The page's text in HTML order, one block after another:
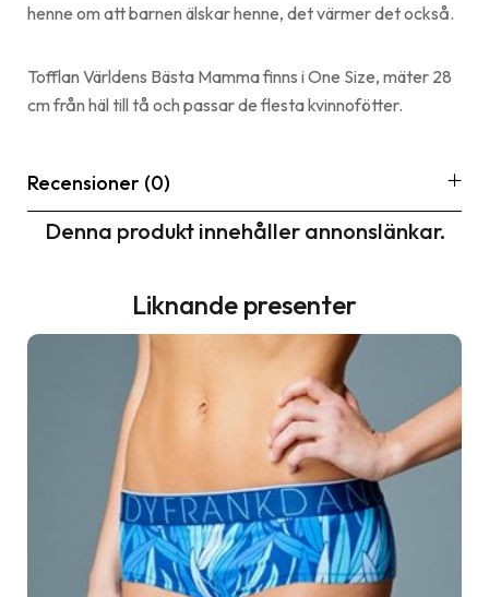
henne om att barnen älskar henne, det värmer det också.
Tofflan Världens Bästa Mamma finns i One Size, mäter 28
cm från häl till tå och passar de flesta kvinnofötter.
Recensioner (0)
Denna produkt innehåller annonslänkar.
Liknande presenter